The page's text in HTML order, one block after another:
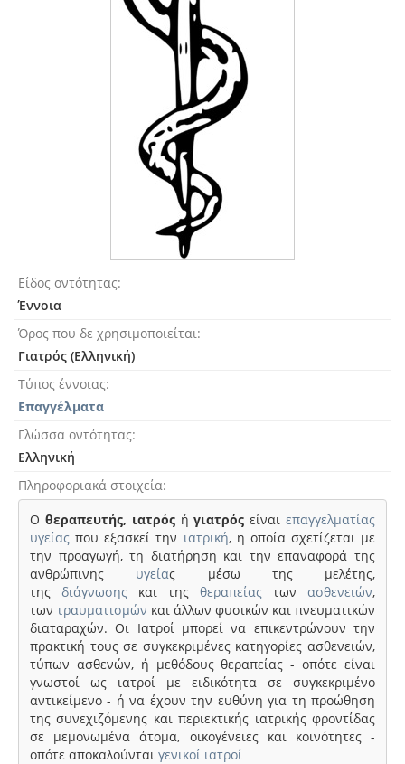
Είδος οντότητας
Έννοια
Όρος που δε χρησιμοποιείται
Γιατρός (Ελληνική)
Τύπος έννοιας
Επαγγέλματα
Γλώσσα οντότητας
Ελληνική
Πληροφοριακά στοιχεία
Ο θεραπευτής, ιατρόςήγιατρός είναιεπαγγελματίας
υγείας που εξασκεί την ιατρική, η οποία σχετίζεται με
την προαγωγή, τη διατήρηση και την επαναφορά της
ανθρώπινης υγείας μέσω της μελέτης,
της διάγνωσης και της θεραπείας των ασθενειών,
των τραυματισμών και άλλων φυσικών και πνευματικών
διαταραχών. Οι Ιατροί μπορεί να επικεντρώνουν την
πρακτική τους σε συγκεκριμένες κατηγορίες ασθενειών,
τύπων ασθενών, ή μεθόδους θεραπείας - οπότε είναι
γνωστοί ως ιατροί με ειδικότητα σε συγκεκριμένο
αντικείμενο - ή να έχουν την ευθύνη για τη προώθηση
της συνεχιζόμενης και περιεκτικής ιατρικής φροντίδας
σε μεμονωμένα άτομα, οικογένειες και κοινότητες -
οπότε αποκαλούνται γενικοί ιατροί